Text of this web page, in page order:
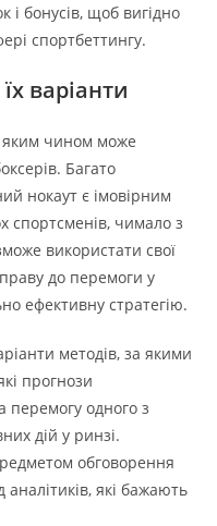
і бонусів, щоб вигідно
спортбеттингу.
варіанти
яким чином може
Багато
нокаут є імовірним
спортсменів, чимало з
використати свої
до перемоги у
ефективну стратегію.
методів, за якими
прогнози
одного з
дій у ринзі.
обговорення
які бажають